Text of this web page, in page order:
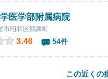
医学部附属病院
市昭和区鶴舞町
3.46 54件
この近くの